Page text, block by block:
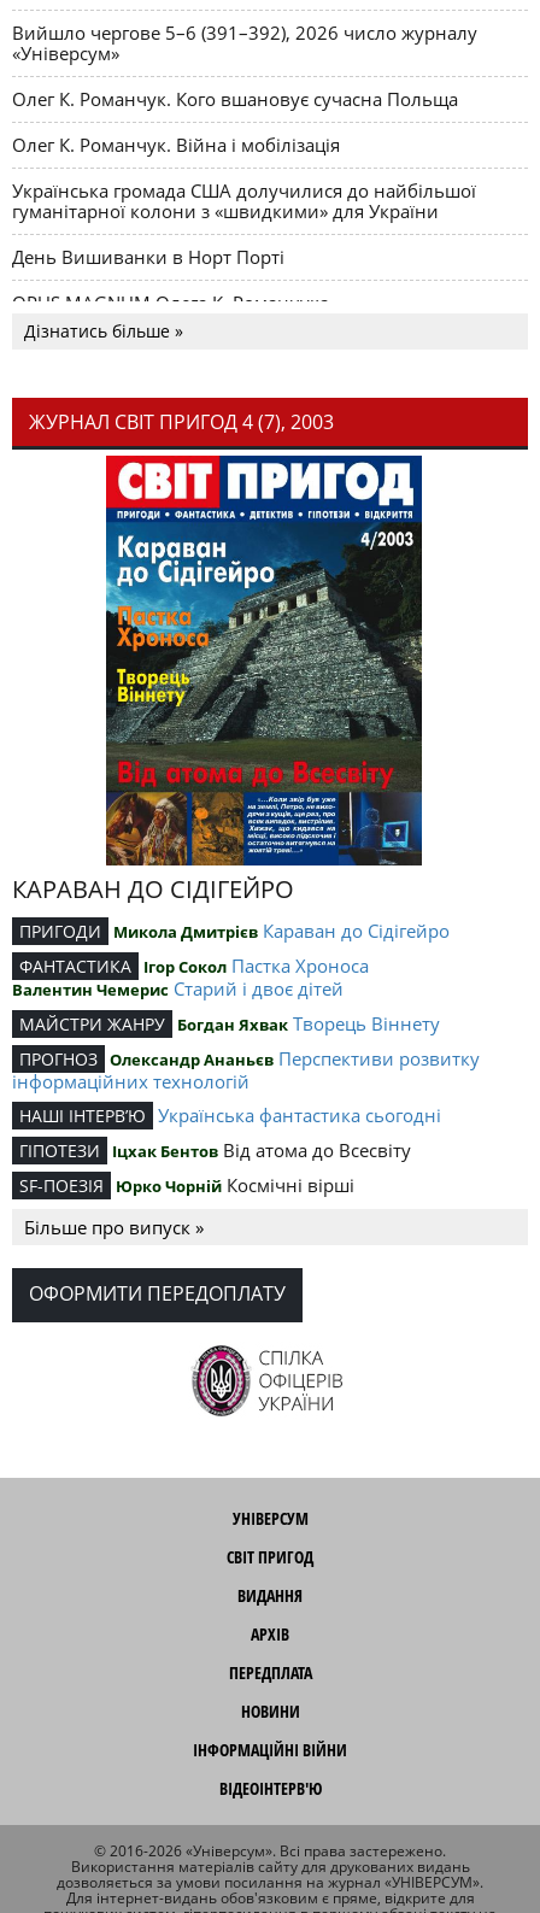
Вийшло чергове 5–6 (391–392), 2026 число журналу
«Універсум»
Олег К. Романчук. Кого вшановує сучасна Польща
Олег К. Романчук. Війна і мобілізація
Українська громада США долучилися до найбільшої
гуманітарної колони з «швидкими» для України
День Вишиванки в Норт Порті
OPUS MAGNUM Олега К. Романчука
Дізнатись більше »
ЖУРНАЛ СВІТ ПРИГОД 4 (7), 2003
КАРАВАН ДО СІДІГЕЙРО
ПРИГОДИ Микола Дмитрієв Караван до Сідігейро
ФАНТАСТИКА Ігор Сокол Пастка Хроноса
Валентин Чемерис Старий і двоє дітей
МАЙСТРИ ЖАНРУ Богдан Яхвак Творець Віннету
ПРОГНОЗ Олександр Ананьєв Перспективи розвитку
інформаційних технологій
НАШІ ІНТЕРВ’Ю Українська фантастика сьогодні
ГІПОТЕЗИ Іцхак Бентов Від атома до Всесвіту
SF-ПОЕЗІЯ Юрко Чорній Космічні вірші
Більше про випуск »
ОФОРМИТИ ПЕРЕДОПЛАТУ
УНІВЕРСУМ
СВІТ ПРИГОД
ВИДАННЯ
АРХІВ
ПЕРЕДПЛАТА
НОВИНИ
ІНФОРМАЦІЙНІ ВІЙНИ
ВІДЕОІНТЕРВ'Ю
© 2016-2026 «Універсум». Всі права застережено.
Використання матеріалів сайту для друкованих видань
дозволяється за умови посилання на журнал «УНІВЕРСУМ».
Для інтернет-видань обов'язковим є пряме, відкрите для